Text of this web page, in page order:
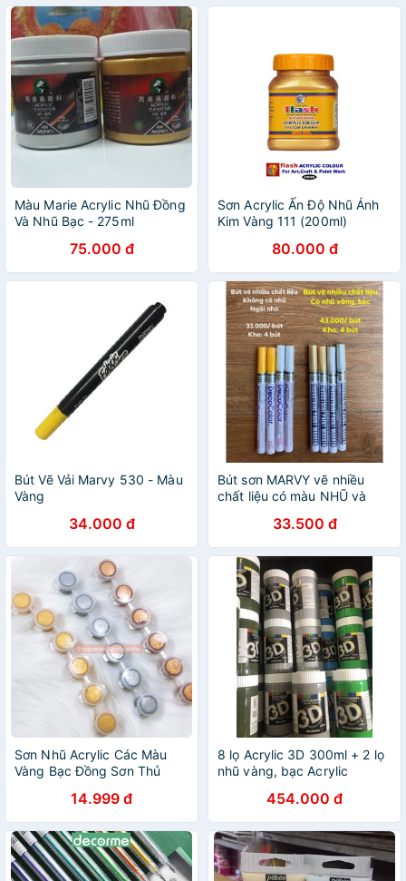
Màu Marie Acrylic Nhũ Đồng
Và Nhũ Bạc - 275ml
75.000 đ
Sơn Acrylic Ấn Độ Nhũ Ánh
Kim Vàng 111 (200ml)
80.000 đ
Bút Vẽ Vải Marvy 530 - Màu
Vàng
34.000 đ
Bút sơn MARVY vẽ nhiều
chất liệu có màu NHŨ và
33.500 đ
Sơn Nhũ Acrylic Các Màu
Vàng Bạc Đồng Sơn Thủ
14.999 đ
8 lọ Acrylic 3D 300ml + 2 lọ
nhũ vàng, bạc Acrylic
454.000 đ